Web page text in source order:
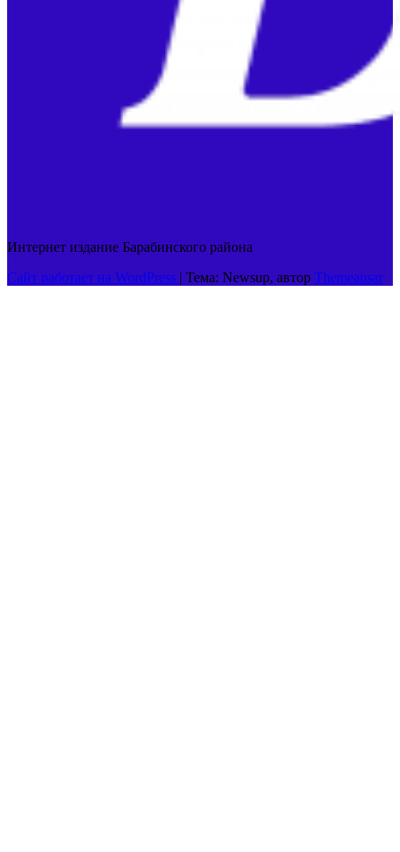
Интернет издание Барабинского района
Сайт работает на WordPress | Тема: Newsup, автор Themeansar